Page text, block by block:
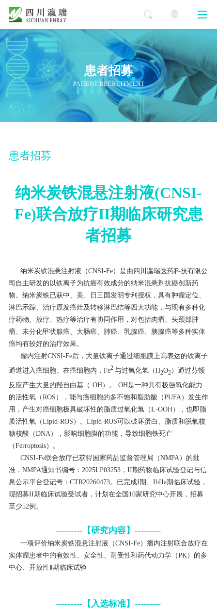
患者招募
PATIENT RECRUITMENT
患者招募
纳米炭铁混悬注射液(CNSI-
Fe)联合放疗II期临床研究患
者招募
纳米炭铁混悬注射液（CNSI-Fe）是由四川瀛瑞医药科技有限公
司自主研发的以铁离子为抗癌有效成分的纳米混悬剂抗癌创新药
物。纳米炭铁已获中、美、日三国发明专利授权，具有肿瘤定位、
淋巴示踪、治疗原发癌灶及转移淋巴结等四大功能，与现有多种化
疗药物、放疗、热疗等治疗有协同作用，对包括肉瘤、头颈部肿
瘤、未分化甲状腺癌、大肠癌、肺癌、乳腺癌、胰腺癌等多种实体
癌均有较好的治疗效果。
瘤内注射CNSI-Fe后，大量铁离子通过细胞膜上高表达的铁离子
通道进入癌细胞。在癌细胞内，Fe2 与过氧化氢（H2O2）通过芬顿
反应产生大量的羟自由基（·OH）。·OH是一种具有极强氧化能力
的活性氧（ROS），能与癌细胞的多不饱和脂肪酸（PUFA）发生作
用，产生对癌细胞极具破坏性的脂质过氧化氢（L-OOH），也即脂
质活性氧（Lipid-ROS）。Lipid-ROS可以破坏蛋白、脂质和脱氧核
糖核酸（DNA），影响细胞膜的功能，导致细胞铁死亡
（Ferroptosis）。
CNSI-Fe联合放疗已获得国家药品监督管理局（NMPA）的批
准，NMPA通知书编号：2025LP03253，II期药物临床试验登记与信
息公示平台登记号：CTR20260473。已完成I期、IbIIa期临床试验，
现招募II期临床试验受试者，计划在全国10家研究中心开展，招募
至少52例。
---------【研究内容】---------
一项评价纳米炭铁混悬注射液（CNSI-Fe）瘤内注射联合放疗在
实体瘤患者中的有效性、安全性、耐受性和药代动力学（PK）的多
中心、开放性Ⅱ期临床试验
---------【入选标准】---------